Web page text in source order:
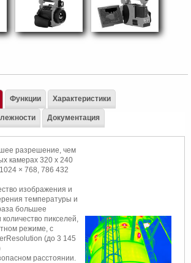
разрешение, чем
камерах 320 x 240
× 768, 786 432
изображения и
температуры и
большее
пикселей,
режиме, с
(до 3 145
расстоянии.
Функции Характеристики
Документация